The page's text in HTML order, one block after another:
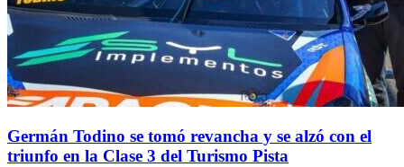
Germán Todino se tomó revancha y se alzó con el
triunfo en la Clase 3 del Turismo Pista